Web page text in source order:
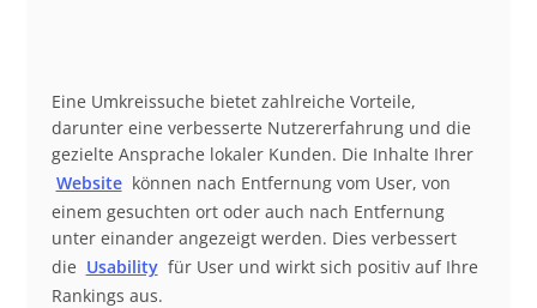
Eine Umkreissuche bietet zahlreiche Vorteile,
darunter eine verbesserte Nutzererfahrung und die
gezielte Ansprache lokaler Kunden. Die Inhalte Ihrer
Website können nach Entfernung vom User, von
einem gesuchten ort oder auch nach Entfernung
unter einander angezeigt werden. Dies verbessert
die Usability für User und wirkt sich positiv auf Ihre
Rankings aus.